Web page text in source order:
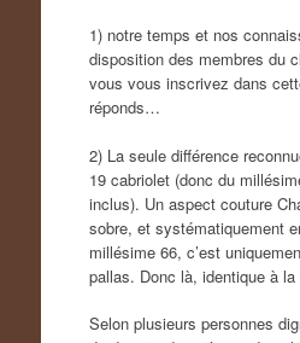
1) notre temps et nos
disposition des membres du
vous vous inscrivez dans
réponds…
2) La seule différence
19 cabriolet (donc du
inclus). Un aspect couture
sobre, et systématiquement
millésime 66, c’est
pallas. Donc là, identique à
Selon plusieurs personnes